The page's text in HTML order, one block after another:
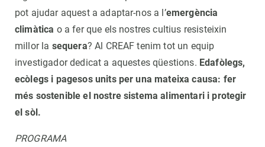
pot ajudar aquest a adaptar-nos a l’emergència
climàtica o a fer que els nostres cultius resisteixin
millor la sequera? Al CREAF tenim tot un equip
investigador dedicat a aquestes qüestions. Edafòlegs,
ecòlegs i pagesos units per una mateixa causa: fer
més sostenible el nostre sistema alimentari i protegir
el sòl.
PROGRAMA